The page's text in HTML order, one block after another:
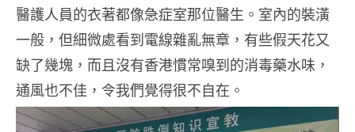
醫護人員的衣著都像急症室那位醫生。室內的裝潢
一般，但細微處看到電線雜亂無章，有些假天花又
缺了幾塊，而且沒有香港慣常嗅到的消毒藥水味，
通風也不佳，令我們覺得很不自在。